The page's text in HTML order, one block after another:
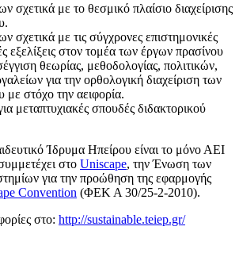
σχετικά με το θεσμικό πλαίσιο διαχείρισης
σχετικά με τις σύγχρονες επιστημονικές
εξελίξεις στον τομέα των έργων πρασίνου
θεωρίας, μεθοδολογίας, πολιτικών,
για την ορθολογική διαχείριση των
με στόχο την αειφορία.
μεταπτυχιακές σπουδές διδακτορικού
Ίδρυμα Ηπείρου είναι το μόνο ΑΕΙ
στο Uniscape, την Ένωση των
για την προώθηση της εφαρμογής
Convention (ΦΕΚ Α 30/25-2-2010).
στο: http://sustainable.teiep.gr/